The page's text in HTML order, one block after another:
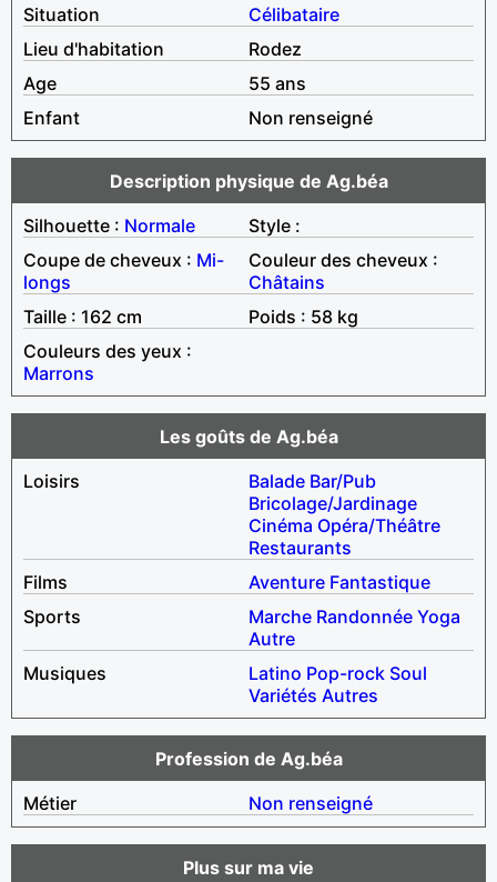
Situation
Célibataire
Lieu d'habitation
Rodez
Age
55 ans
Enfant
Non renseigné
Description physique de Ag.béa
Silhouette : Normale
Style :
Coupe de cheveux : Mi-
longs
Couleur des cheveux :
Châtains
Taille : 162 cm
Poids : 58 kg
Couleurs des yeux :
Marrons
Les goûts de Ag.béa
Loisirs
Balade Bar/Pub
Bricolage/Jardinage
Cinéma Opéra/Théâtre
Restaurants
Films
Aventure Fantastique
Sports
Marche Randonnée Yoga
Autre
Musiques
Latino Pop-rock Soul
Variétés Autres
Profession de Ag.béa
Métier
Non renseigné
Plus sur ma vie